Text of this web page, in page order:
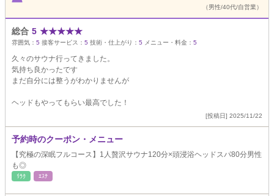
（男性/40代/自営業）
総合 5 ★★★★★
雰囲気： 5 接客サービス： 5 技術・仕上がり： 5 メニュー・料金： 5
久々のサウナ行ってきました。
気持ち良かったです
まだ自分には整うがわかりませんが
ヘッドもやってもらい最高でした！
[投稿日] 2025/11/22
予約時のクーポン・メニュー
【究極の深眠フルコース】1人贅沢サウナ120分×頭浸浴ヘッドスパ80分男性
も◎
ﾘﾗｸ ｴｽﾃ